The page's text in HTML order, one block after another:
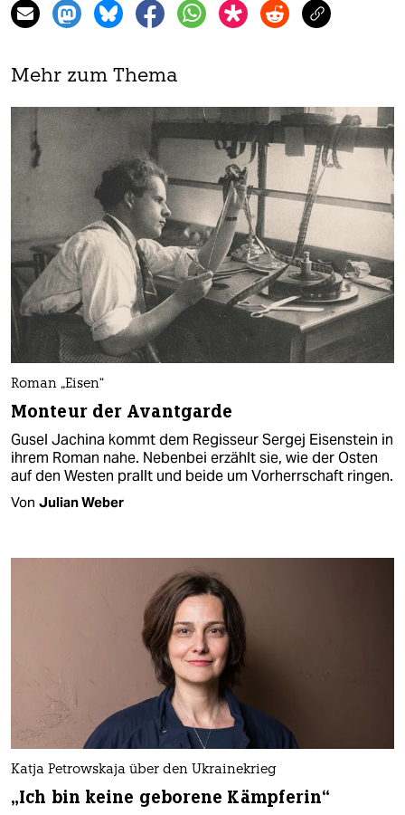
Mehr zum Thema
Roman „Eisen“
Monteur der Avantgarde
Gusel Jachina kommt dem Regisseur Sergej Eisenstein in
ihrem Roman nahe. Nebenbei erzählt sie, wie der Osten
auf den Westen prallt und beide um Vorherrschaft ringen.
Von Julian Weber
Katja Petrowskaja über den Ukrainekrieg
„Ich bin keine geborene Kämpferin“